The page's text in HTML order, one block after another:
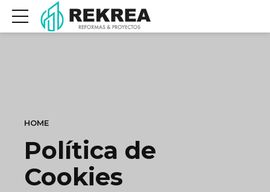
HOME
Política de
Cookies